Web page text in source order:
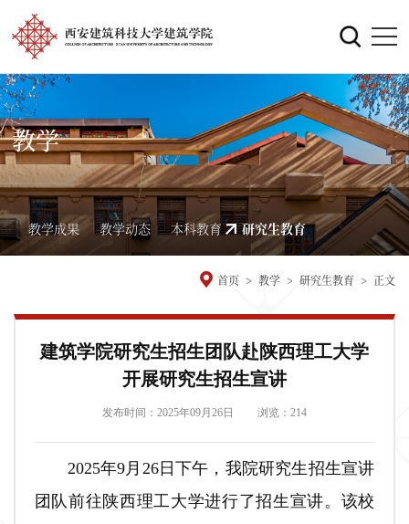
教学
教学成果 教学动态 本科教育 研究生教育
首页 > 教学 > 研究生教育 > 正文
建筑学院研究生招生团队赴陕西理工大学
开展研究生招生宣讲
发布时间：2025年09月26日 浏览： 214
2025年9月26日下午，我院研究生招生宣讲
团队前往陕西理工大学进行了招生宣讲。该校